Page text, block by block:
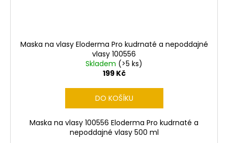
Maska na vlasy Eloderma Pro kudrnaté a nepoddajné
vlasy 100556
Skladem (>5 ks)
199 Kč
DO KOŠÍKU
Maska na vlasy 100556 Eloderma Pro kudrnaté a
nepoddajné vlasy 500 ml